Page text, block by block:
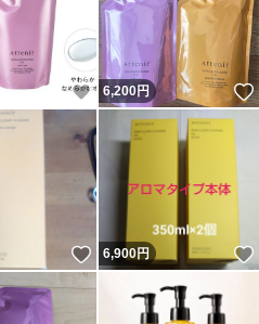
いいね！
6,200円
いいね！
6,900円